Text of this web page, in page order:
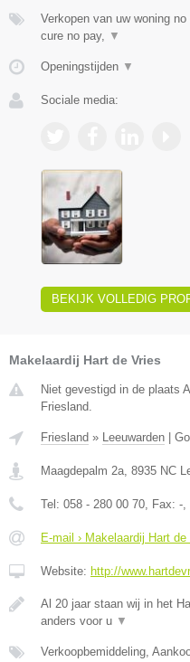
Verkopen van uw woning
cure no pay,
▼
Openingstijden ▼
Sociale media:
BEKIJK VOLLEDIG
Makelaardij Hart de Vries
Niet gevestigd in de plaats
Friesland.
Friesland » Leeuwarden
Maagdepalm 2a, 8935 NC
Tel: 058 - 280 00 70, Fax: -,
E-mail › Makelaardij Hart de
Website: http://
Al 20 jaar staan wij in het
anders voor u ▼
Verkoopbemiddeling,